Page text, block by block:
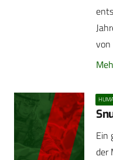
Ein
der